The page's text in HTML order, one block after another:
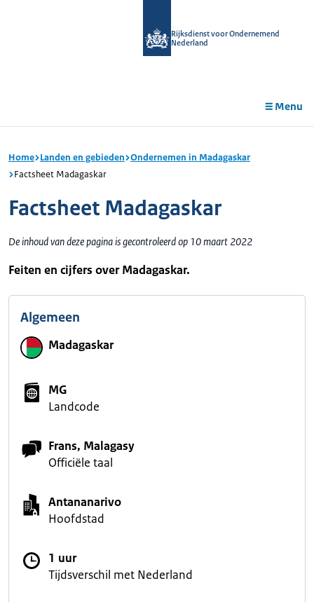
Rijksdienst voor Ondernemend
Nederland
Menu
Home Landen en gebieden Ondernemen in Madagaskar
Factsheet Madagaskar
Factsheet Madagaskar
De inhoud van deze pagina is gecontroleerd op 10 maart 2022
Feiten en cijfers over Madagaskar.
Algemeen
Madagaskar
MG
Landcode
Frans, Malagasy
Officiële taal
Antananarivo
Hoofdstad
1 uur
Tijdsverschil met Nederland